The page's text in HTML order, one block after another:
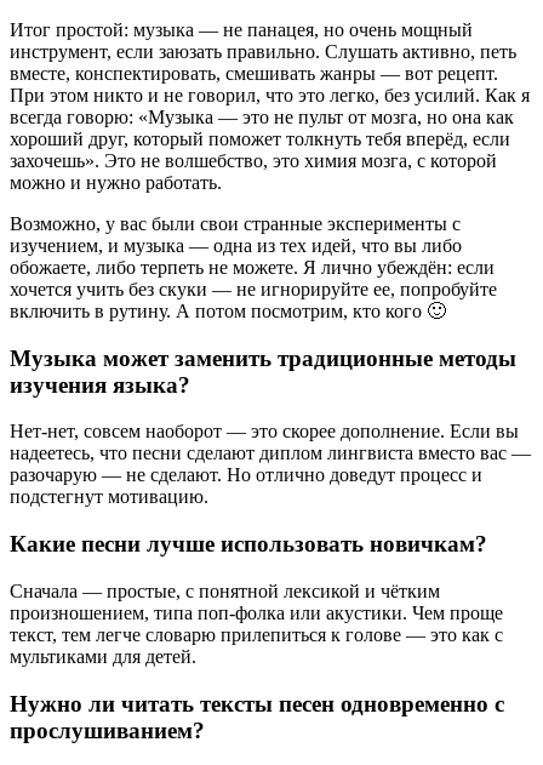
Итог простой: музыка — не панацея, но очень мощный
инструмент, если заюзать правильно. Слушать активно, петь
вместе, конспектировать, смешивать жанры — вот рецепт.
При этом никто и не говорил, что это легко, без усилий. Как я
всегда говорю: «Музыка — это не пульт от мозга, но она как
хороший друг, который поможет толкнуть тебя вперёд, если
захочешь». Это не волшебство, это химия мозга, с которой
можно и нужно работать.
Возможно, у вас были свои странные эксперименты с
изучением, и музыка — одна из тех идей, что вы либо
обожаете, либо терпеть не можете. Я лично убеждён: если
хочется учить без скуки — не игнорируйте ее, попробуйте
включить в рутину. А потом посмотрим, кто кого 🙂
Музыка может заменить традиционные методы
изучения языка?
Нет-нет, совсем наоборот — это скорее дополнение. Если вы
надеетесь, что песни сделают диплом лингвиста вместо вас —
разочарую — не сделают. Но отлично доведут процесс и
подстегнут мотивацию.
Какие песни лучше использовать новичкам?
Сначала — простые, с понятной лексикой и чётким
произношением, типа поп-фолка или акустики. Чем проще
текст, тем легче словарю прилепиться к голове — это как с
мультиками для детей.
Нужно ли читать тексты песен одновременно с
прослушиванием?